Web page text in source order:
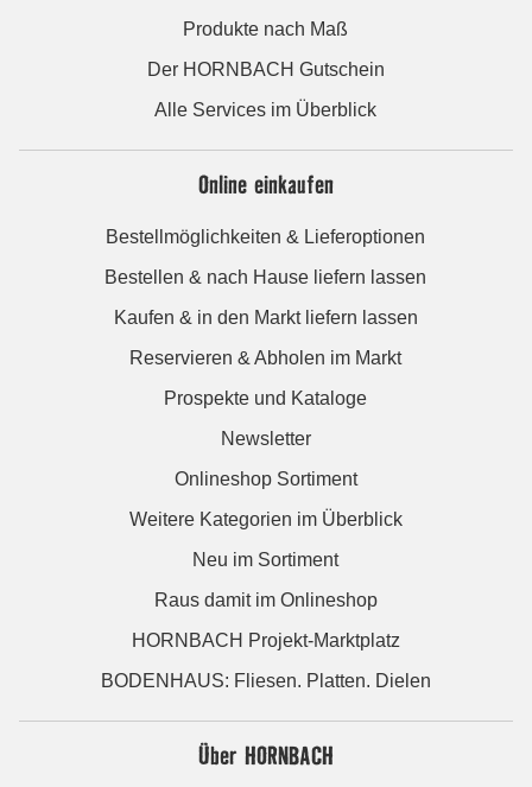
Produkte nach Maß
Der HORNBACH Gutschein
Alle Services im Überblick
Online einkaufen
Bestellmöglichkeiten & Lieferoptionen
Bestellen & nach Hause liefern lassen
Kaufen & in den Markt liefern lassen
Reservieren & Abholen im Markt
Prospekte und Kataloge
Newsletter
Onlineshop Sortiment
Weitere Kategorien im Überblick
Neu im Sortiment
Raus damit im Onlineshop
HORNBACH Projekt-Marktplatz
BODENHAUS: Fliesen. Platten. Dielen
Über HORNBACH